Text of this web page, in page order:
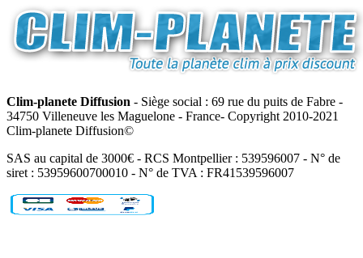
Clim-planete Diffusion - Siège social : 69 rue du puits de Fabre -
34750 Villeneuve les Maguelone - France- Copyright 2010-2021
Clim-planete Diffusion©
SAS au capital de 3000€ - RCS Montpellier : 539596007 - N° de
siret : 53959600700010 - N° de TVA : FR41539596007